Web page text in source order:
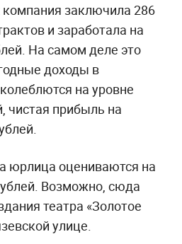
компания заключила 286
и заработала на
На самом деле это
доходы в
на уровне
чистая прибыль на
юрлица оцениваются на
Возможно, сюда
театра «Золотое
улице.